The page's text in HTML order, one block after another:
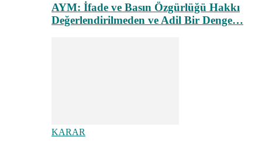
AYM: İfade ve Basın Özgürlüğü Hakkı
Değerlendirilmeden ve Adil Bir Denge…
KARAR